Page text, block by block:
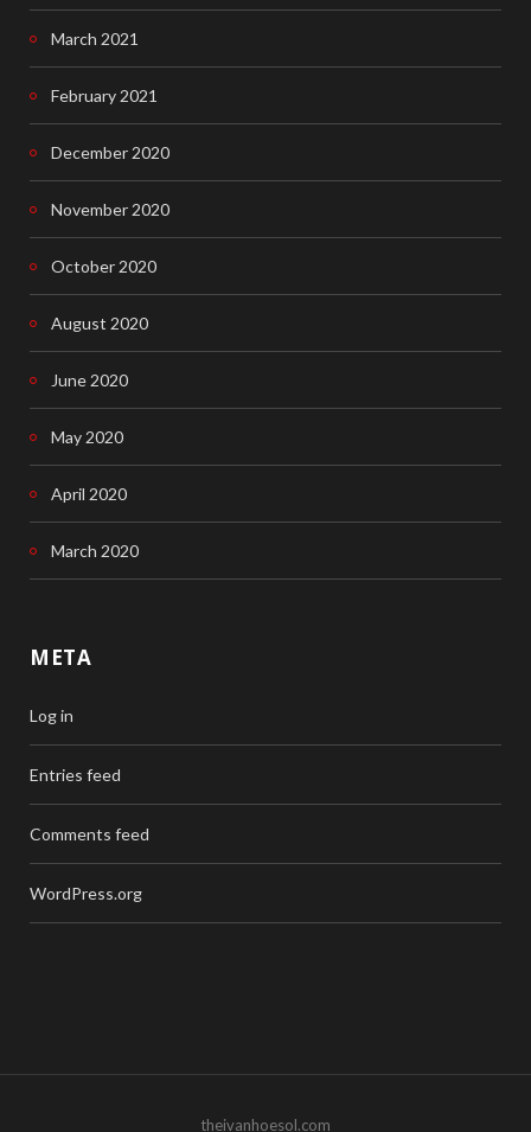
March 2021
February 2021
December 2020
November 2020
October 2020
August 2020
June 2020
May 2020
April 2020
March 2020
META
Log in
Entries feed
Comments feed
WordPress.org
theivanhoesol.com